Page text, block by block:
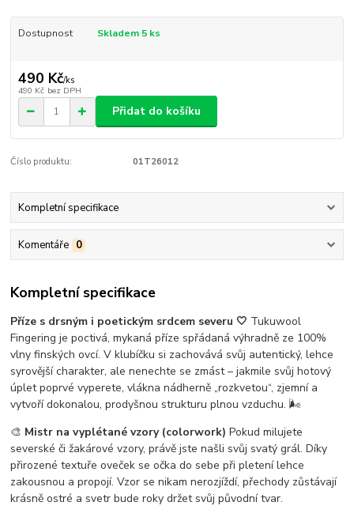
Dostupnost Skladem 5 ks
490 Kč/ks
490 Kč bez DPH
Přidat do košíku
Číslo produktu: 01T26012
Kompletní specifikace
Komentáře 0
Kompletní specifikace
Příze s drsným i poetickým srdcem severu 🤍 Tukuwool
Fingering je poctivá, mykaná příze spřádaná výhradně ze 100%
vlny finských ovcí. V klubíčku si zachovává svůj autentický, lehce
syrovější charakter, ale nenechte se zmást – jakmile svůj hotový
úplet poprvé vyperete, vlákna nádherně „rozkvetou“, zjemní a
vytvoří dokonalou, prodyšnou strukturu plnou vzduchu. 🌬️
🎨 Mistr na vyplétané vzory (colorwork) Pokud milujete
severské či žakárové vzory, právě jste našli svůj svatý grál. Díky
přirozené textuře oveček se očka do sebe při pletení lehce
zakousnou a propojí. Vzor se nikam nerozjíždí, přechody zůstávají
krásně ostré a svetr bude roky držet svůj původní tvar.